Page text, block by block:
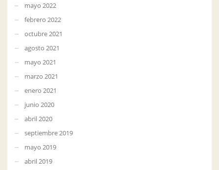
mayo 2022
febrero 2022
octubre 2021
agosto 2021
mayo 2021
marzo 2021
enero 2021
junio 2020
abril 2020
septiembre 2019
mayo 2019
abril 2019